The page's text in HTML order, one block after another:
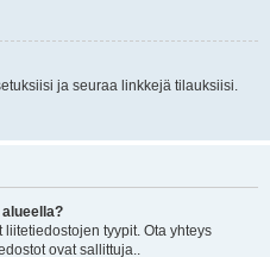
ja seuraa linkkejä tilauksiisi.
tyypit. Ota yhteys
ovat sallittuja..